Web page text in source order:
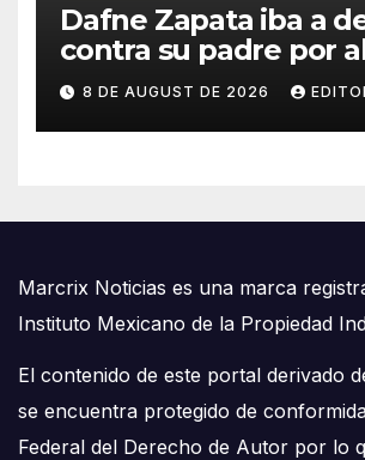
Dafne Zapata iba a
contra su padre por
sexual
8 DE AUGUST DE 2026
Marcrix Noticias es una marca
Instituto Mexicano de la Propiedad
El contenido de este portal derivado
se encuentra protegido de
Federal del Derecho de Autor por lo